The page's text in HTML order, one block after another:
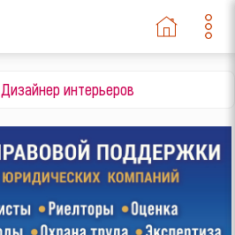
Дизайнер интерьеров